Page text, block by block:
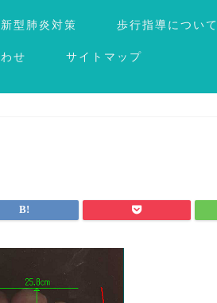
新型肺炎対策 歩行指導について
せ サイトマップ